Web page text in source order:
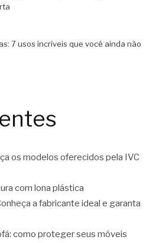
7 usos incríveis que você ainda não
os modelos oferecidos pela IVC
com lona plástica
a fabricante ideal e garanta
como proteger seus móveis